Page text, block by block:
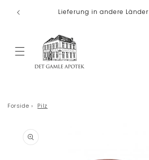
Inhalt
Lieferung in andere Länder
Forside › Pilz